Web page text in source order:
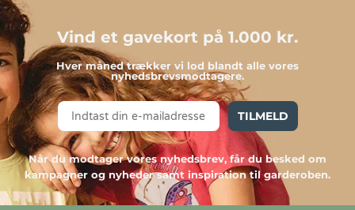
Få leveret BOSS strømper med gratis fragt
Når I handler her på shoppen, kan I, så længe at leveringsadressen er i
Danmark, vælge at få leveret jeres BOSS strømper helt gratis.
Når det er sagt, håber vi på, at I finder de BOSS strømper i vores udvalg,
som I er på udkig efter. Benyt endelig vores filter og søgefunktion, hvis I
er på jagt efter eksempelvis en bestemt størrelse eller farve.
Vind et gavekort på 1.000 kr.
Hver måned trækker vi lod blandt alle vores
nyhedsbrevsmodtagere.
TILMELD
Når du modtager vores nyhedsbrev, får du besked om
kampagner og nyheder samt inspiration til garderoben.